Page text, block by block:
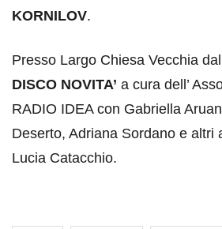
KORNILOV.
Presso Largo Chiesa Vecchia
DISCO NOVITA’ a cura dell’
RADIO IDEA con Gabriella
Deserto, Adriana Sordano e altri
Lucia Catacchio.